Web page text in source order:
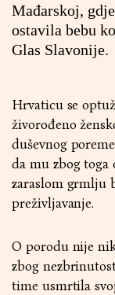
Mađarskoj,
ostavila bebu
Glas Slavonije.
Hrvaticu se
živorođeno
duševnog
da mu zbog toga
zaraslom grmlju
preživljavanje.
O porodu nije
zbog
time usmrtila